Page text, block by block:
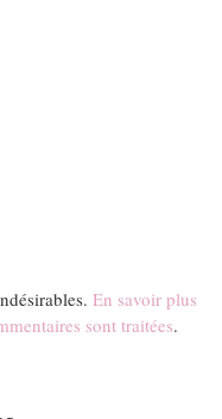
En savoir plus
sont traitées.